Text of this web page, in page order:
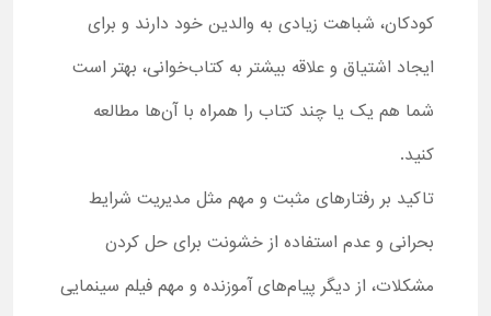
کودکان، شباهت زیادی به والدین خود دارند و برای
ایجاد اشتیاق و علاقه بیشتر به کتاب‌خوانی، بهتر است
شما هم یک یا چند کتاب را همراه با آن‌ها مطالعه
کنید.
تاکید بر رفتارهای مثبت و مهم مثل مدیریت شرایط
بحرانی و عدم استفاده از خشونت برای حل کردن
مشکلات، از دیگر پیام‌های آموزنده و مهم فیلم سینمایی